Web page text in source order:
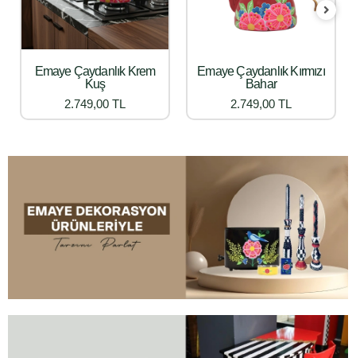
Emaye Çaydanlık Krem
Kuş
2.749,00 TL
Emaye Çaydanlık Kırmızı
Bahar
2.749,00 TL